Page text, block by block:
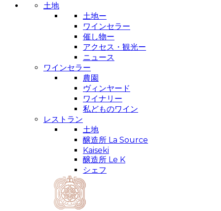
土地
土地ー
ワインセラー
催し物ー
アクセス・観光ー
ニュース
ワインセラー
農園
ヴィンヤード
ワイナリー
私どものワイン
レストラン
土地
醸造所 La Source
Kaiseki
醸造所 Le K
シェフ